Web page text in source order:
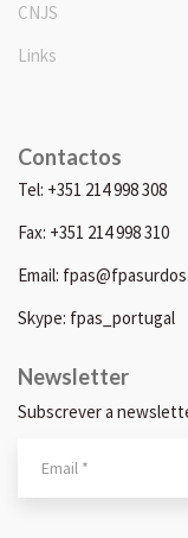
CNJS
Links
Contactos
Tel: +351 214 998 308
Fax: +351 214 998 310
Email:
Skype: fpas_portugal
Newsletter
Subscrever a